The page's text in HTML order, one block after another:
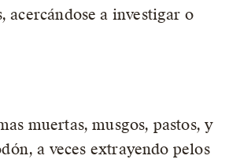
acercándose a investigar o
muertas, musgos, pastos, y
a veces extrayendo pelos